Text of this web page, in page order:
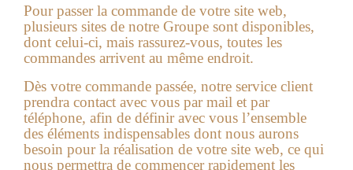
Pour passer la commande de votre site web,
plusieurs sites de notre Groupe sont disponibles,
dont celui-ci, mais rassurez-vous, toutes les
commandes arrivent au même endroit.
Dès votre commande passée, notre service client
prendra contact avec vous par mail et par
téléphone, afin de définir avec vous l’ensemble
des éléments indispensables dont nous aurons
besoin pour la réalisation de votre site web, ce qui
nous permettra de commencer rapidement les